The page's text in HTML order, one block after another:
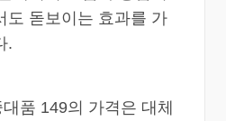
도 돋보이는 효과를 가
.
품 149의 가격은 대체